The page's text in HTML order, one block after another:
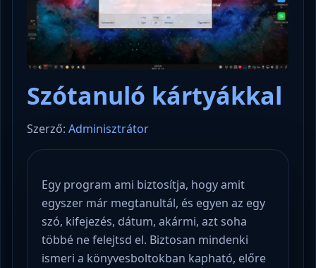
Szótanuló kártyákkal
Szerző: Adminisztrátor
Egy program ami biztosítja, hogy amit
egyszer már megtanultál, és egyen az egy
szó, kifejezés, dátum, akármi, azt soha
többé ne felejtsd el. Biztosan mindenki
ismeri a könyvesboltokban kapható, előre